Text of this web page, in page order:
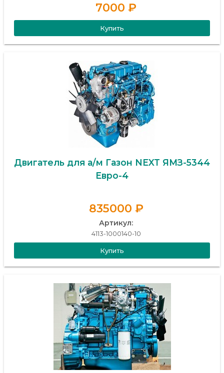
7000 ₽
Купить
Двигатель для а/м Газон NEXT ЯМЗ-5344
Евро-4
835000 ₽
Артикул:
4113-1000140-10
Купить